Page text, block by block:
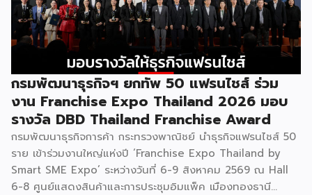
พันธมิตร สนับสนุนผู้ประกอบการไทยให้พร้อม ขยายธุรกิจ สร้าง
แบรนด์ และเปิดตลาดต่างประเทศ EXIM BANK พร้อมร่วมเดิน
ทางสู่การเปิดตลาดใหม่ เพื่อพา “แฟรนไชส์ไทย” เติบโตไกลใน
ตลาดโลก ด้วยบทบาท Export Co-pilot ที่พร้อมเคียงข้าง
ธุรกิจไทยในทุกเส้นทาง FacebookFacebookXXLINELine
กรมพัฒนาธุรกิจฯ ยกทัพ 50 แฟรนไชส์ ร่วม
งาน Franchise Expo Thailand 2026 มอบ
รางวัล DBD Thailand Franchise Award
กรมพัฒนาธุรกิจการค้า กระทรวงพาณิชย์ นำธุรกิจแฟรนไชส์ 50
ราย เข้าร่วมงานใหญ่แห่งปี ‘Franchise Expo Thailand by
Smart SME Expo’ ระหว่างวันที่ 6-9 สิงหาคม 2569 ณ Hall
6-8 ศูนย์แสดงสินค้าและการประชุมอิมแพ็ค เมืองทองธานี